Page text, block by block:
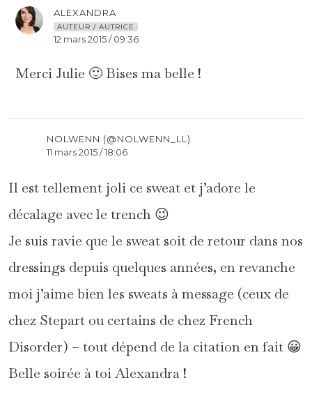
ALEXANDRA
AUTEUR / AUTRICE
12 mars 2015 / 09:36
Merci Julie 🙂 Bises ma belle !
NOLWENN (@NOLWENN_LL)
11 mars 2015 / 18:06
Il est tellement joli ce sweat et j’adore le
décalage avec le trench 😉
Je suis ravie que le sweat soit de retour dans nos
dressings depuis quelques années, en revanche
moi j’aime bien les sweats à message (ceux de
chez Stepart ou certains de chez French
Disorder) – tout dépend de la citation en fait 😀
Belle soirée à toi Alexandra !